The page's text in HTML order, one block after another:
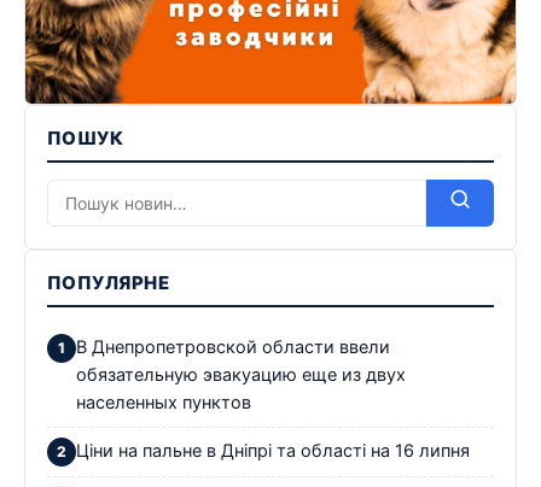
ПОШУК
ПОПУЛЯРНЕ
В Днепропетровской области ввели
обязательную эвакуацию еще из двух
населенных пунктов
Ціни на пальне в Дніпрі та області на 16 липня